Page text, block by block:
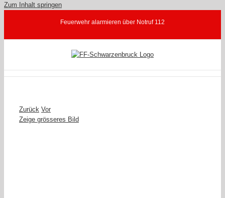
Zum Inhalt springen
Feuerwehr alarmieren über Notruf 112
Zurück Vor
Zeige grösseres Bild